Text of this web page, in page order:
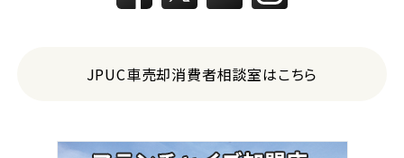
JPUC車売却消費者相談室はこちら